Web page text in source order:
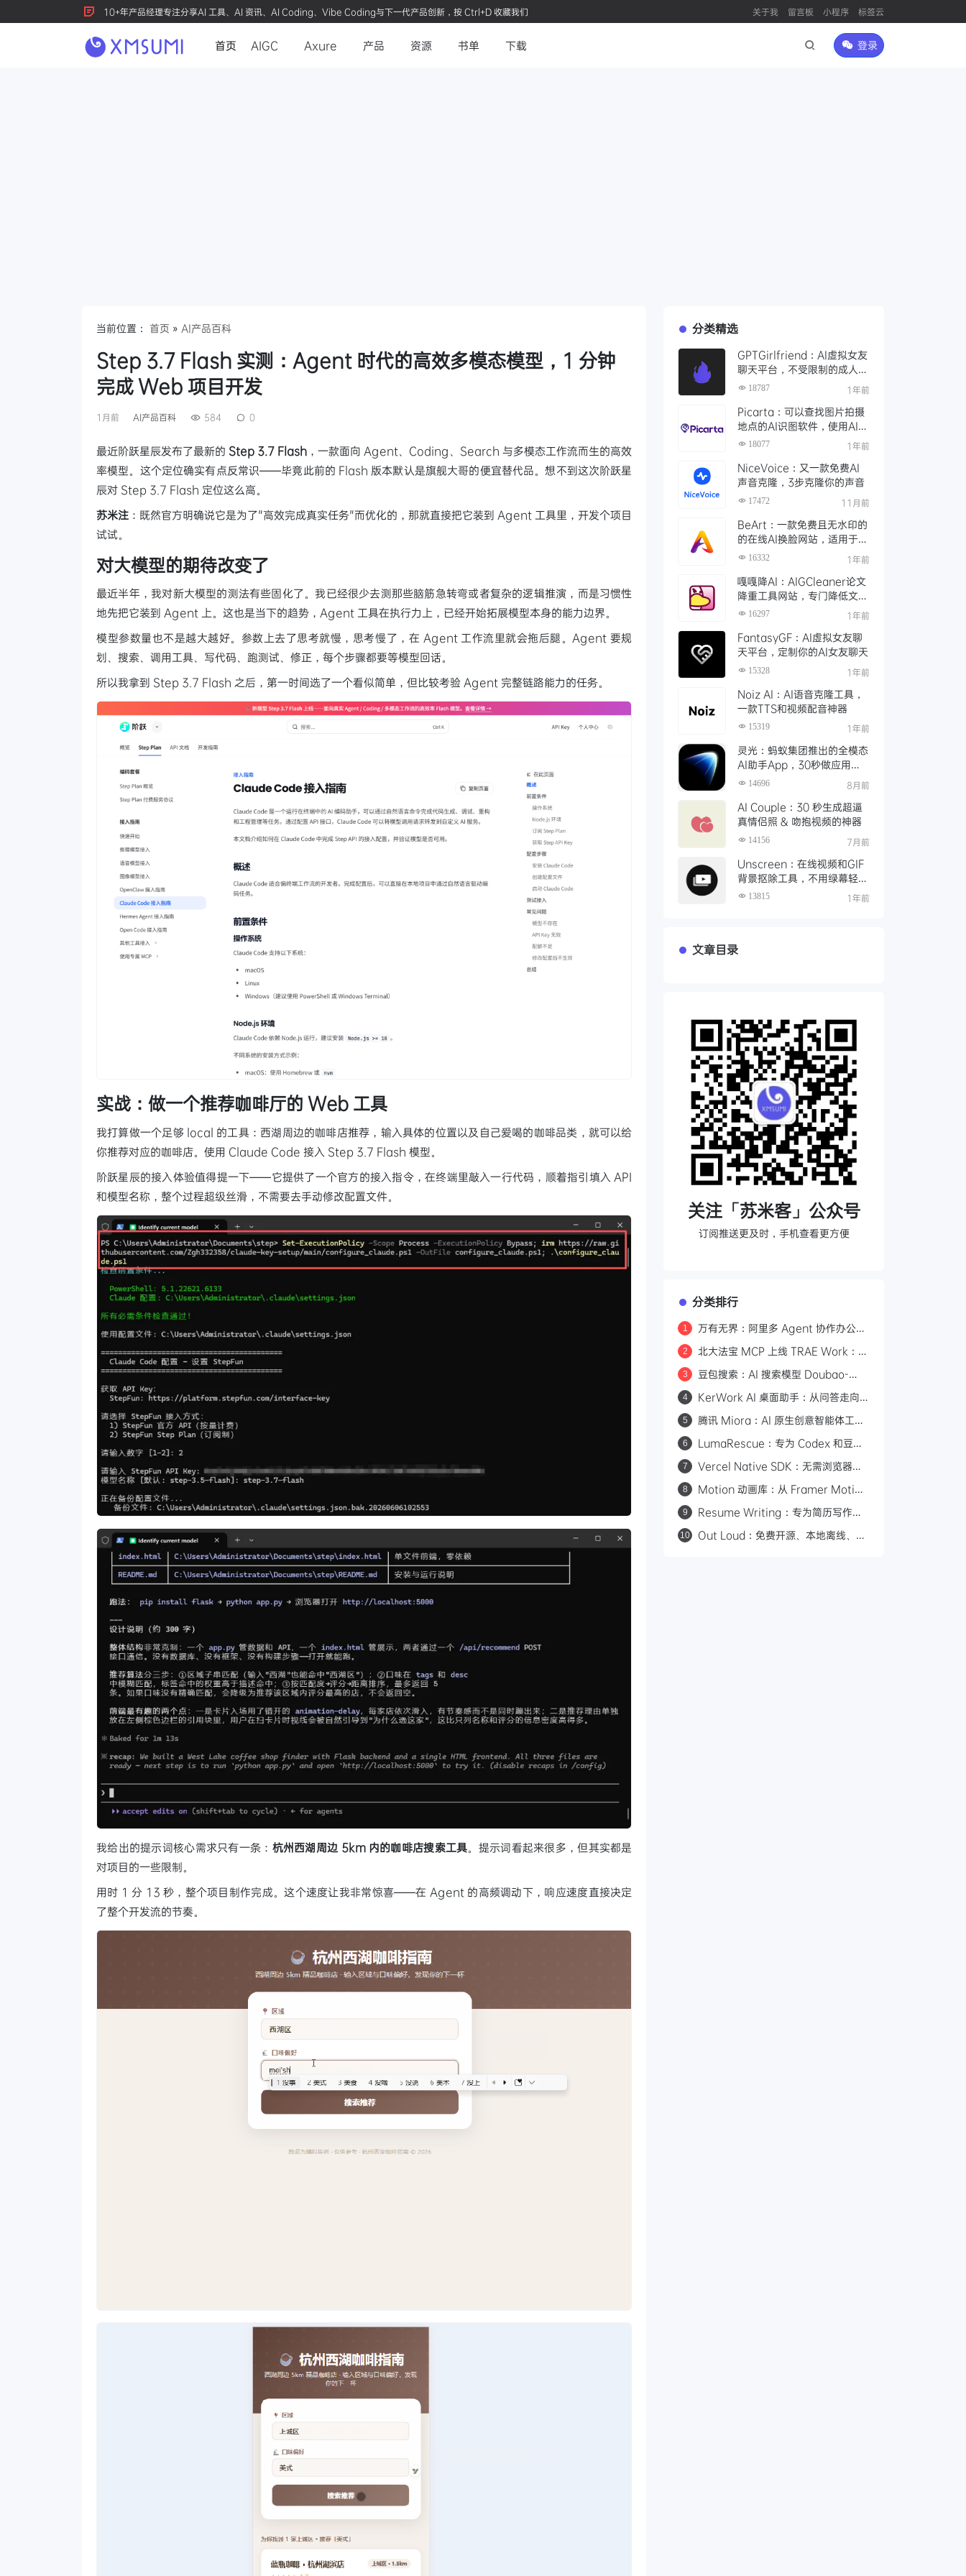
10+年产品经理专注分享AI 工具、AI 资讯、AI Coding、Vibe Coding与下一代产品创新，按 Ctrl+D 收藏我们 关于我 留言板 小程序 标签云
首页 AIGC Axure 产品 资源 书单 下载 登录
当前位置： 首页 » AI产品百科
Step 3.7 Flash 实测：Agent 时代的高效多模态模型，1 分钟
完成 Web 项目开发
1月前 AI产品百科 584 0
最近阶跃星辰发布了最新的 Step 3.7 Flash ，一款面向 Agent、Coding、Search 与多模态工作流而生的高效
率模型。这个定位确实有点反常识——毕竟此前的 Flash 版本默认是旗舰大哥的便宜替代品。想不到这次阶跃星
辰对 Step 3.7 Flash 定位这么高。
苏米注 ：既然官方明确说它是为了"高效完成真实任务"而优化的，那就直接把它装到 Agent 工具里，开发个项目
试试。
对大模型的期待改变了
最近半年，我对新大模型的测法有些固化了。我已经很少去测那些脑筋急转弯或者复杂的逻辑推演，而是习惯性
地先把它装到 Agent 上。这也是当下的趋势，Agent 工具在执行力上，已经开始拓展模型本身的能力边界。
模型参数量也不是越大越好。参数上去了思考就慢，思考慢了，在 Agent 工作流里就会拖后腿。Agent 要规
划、搜索、调用工具、写代码、跑测试、修正，每个步骤都要等模型回话。
所以我拿到 Step 3.7 Flash 之后，第一时间选了一个看似简单，但比较考验 Agent 完整链路能力的任务。
实战：做一个推荐咖啡厅的 Web 工具
我打算做一个足够 local 的工具：西湖周边的咖啡店推荐，输入具体的位置以及自己爱喝的咖啡品类，就可以给
你推荐对应的咖啡店。使用 Claude Code 接入 Step 3.7 Flash 模型。
阶跃星辰的接入体验值得提一下——它提供了一个官方的接入指令，在终端里敲入一行代码，顺着指引填入 API
和模型名称，整个过程超级丝滑，不需要去手动修改配置文件。
我给出的提示词核心需求只有一条： 杭州西湖周边 5km 内的咖啡店搜索工具。提示词看起来很多，但其实都是
对项目的一些限制。
用时 1 分 13 秒，整个项目制作完成。这个速度让我非常惊喜——在 Agent 的高频调动下，响应速度直接决定
了整个开发流的节奏。
分类精选
GPTGirlfriend：AI虚拟女友
聊天平台，不受限制的成人角
色扮演，AI女友进行成熟的对
18787 1年前
Picarta：可以查找图片拍摄
地点的AI识图软件，使用AI搜
索照片拍摄的精确位置
18077 1年前
NiceVoice：又一款免费AI
声音克隆，3步克隆你的声音
17472 11月前
BeArt：一款免费且无水印的
的在线AI换脸网站，适用于照
片、视频和GIF中实现精准换
16332 1年前
嘎嘎降AI：AIGCleaner论文
降重工具网站，专门降低文章
AI率、查重率的工具
16297 1年前
FantasyGF：AI虚拟女友聊
天平台，定制你的AI女友聊天
15328 1年前
Noiz AI：AI语音克隆工具，
一款TTS和视频配音神器
15319 1年前
灵光：蚂蚁集团推出的全模态
AI助手App，30秒做应用、
实时写图文
14696 8月前
AI Couple：30 秒生成超逼
真情侣照 & 吻抱视频的神器
14156 7月前
Unscreen：在线视频和GIF
背景抠除工具，不用绿幕轻松
完成视频抠像
13815 1年前
文章目录
关注「苏米客」公众号
订阅推送更及时，手机查看更方便
分类排行
1
万有无界：阿里多 Agent 协作办公平
2
北大法宝 MCP 上线 TRAE Work：
有权威依据
3
豆包搜索：AI 搜索模型 Doubao-
4
KerWork AI 桌面助手：从问答走向
5
腾讯 Miora：AI 原生创意智能体工作
视频/3D/UI
6
LumaRescue：专为 Codex 和豆包
7
Vercel Native SDK：无需浏览器的
100ms 启动
8
Motion 动画库：从 Framer Motion
9
Resume Writing：专为简历写作设
制简历
10
Out Loud：免费开源、本地离线、注